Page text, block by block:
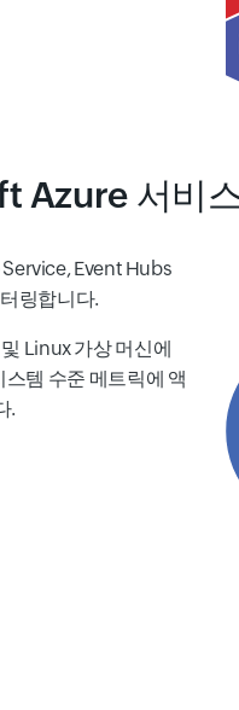
Azure 서비
Event Hubs
링합니다.
Linux 가상 머신에
템 수준 메트릭에 액
.